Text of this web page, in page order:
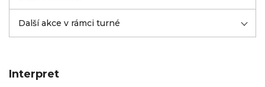
Další akce v rámci turné
Interpret